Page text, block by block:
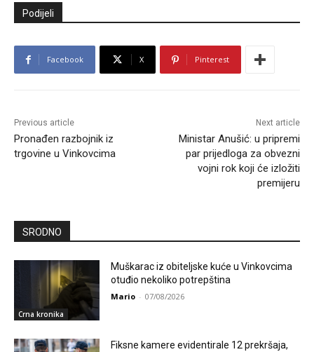
Podijeli
Facebook X Pinterest
Previous article
Pronađen razbojnik iz
trgovine u Vinkovcima
Next article
Ministar Anušić: u pripremi
par prijedloga za obvezni
vojni rok koji će izložiti
premijeru
SRODNO
Crna kronika
Muškarac iz obiteljske kuće u Vinkovcima
otuđio nekoliko potrepština
Mario - 07/08/2026
Fiksne kamere evidentirale 12 prekršaja,